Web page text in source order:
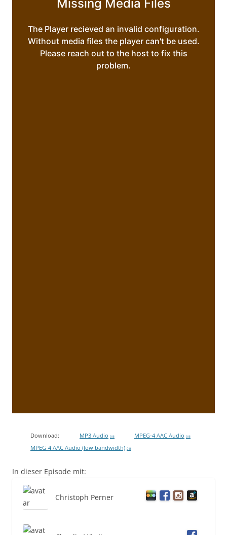
Download: MP3 Audio 0 B MPEG-4 AAC Audio 0 B
MPEG-4 AAC Audio (low bandwidth) 0 B
In dieser Episode mit:
Christoph Perner